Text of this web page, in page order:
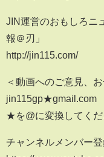
JIN運営のおもしろニ
報＠刃」
http://jin115.com/
＜動画へのご意見、
jin115gp★gmail.com
★を@に変換してくだ
チャンネルメンバー